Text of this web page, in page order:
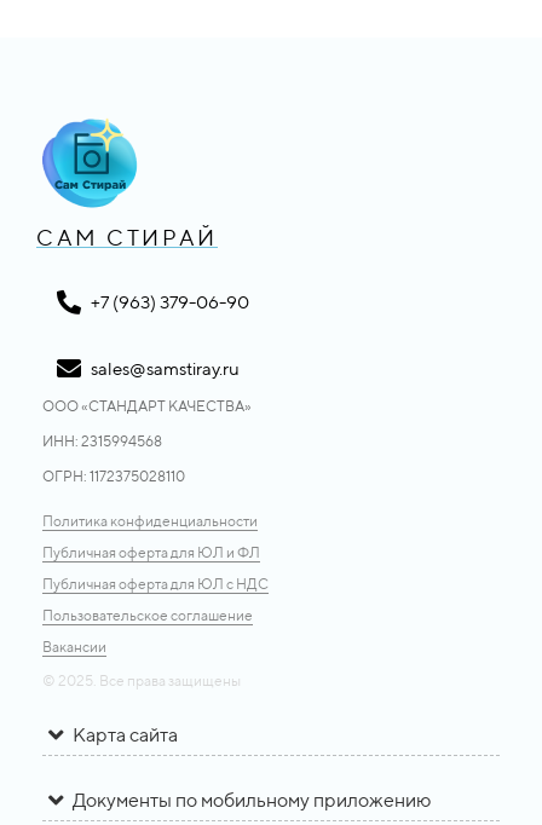
САМ СТИРАЙ
+7 (963) 379-06-90
sales@samstiray.ru
ООО «CТАНДАРТ КАЧЕСТВА»
ИНН: 2315994568
ОГРН: 1172375028110
Политика конфиденциальности
Публичная оферта для ЮЛ и ФЛ
Публичная оферта для ЮЛ с НДС
Пользовательское соглашение
Вакансии
© 2025. Все права защищены
Карта сайта
Документы по мобильному приложению